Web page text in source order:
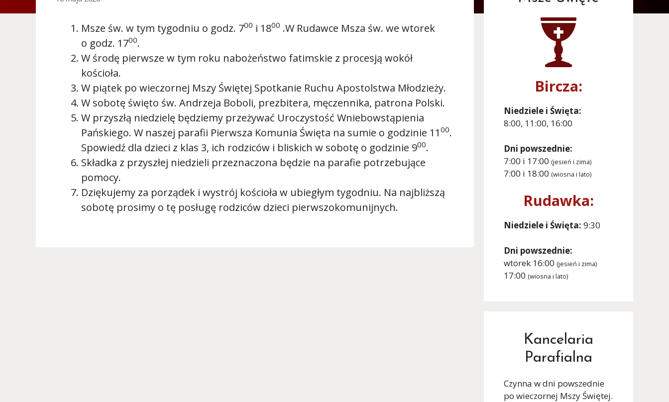
Msze św. w tym tygodniu o godz. 700 i 1800 .W Rudawce Msza św. we wtorek
o godz. 1700.
W środę pierwsze w tym roku nabożeństwo fatimskie z procesją wokół
kościoła.
W piątek po wieczornej Mszy Świętej Spotkanie Ruchu Apostolstwa Młodzieży.
W sobotę święto św. Andrzeja Boboli, prezbitera, męczennika, patrona Polski.
W przyszłą niedzielę będziemy przeżywać Uroczystość Wniebowstąpienia
Pańskiego. W naszej parafii Pierwsza Komunia Święta na sumie o godzinie 11 00.
Spowiedź dla dzieci z klas 3, ich rodziców i bliskich w sobotę o godzinie 900.
Składka z przyszłej niedzieli przeznaczona będzie na parafie potrzebujące
pomocy.
Dziękujemy za porządek i wystrój kościoła w ubiegłym tygodniu. Na najbliższą
sobotę prosimy o tę posługę rodziców dzieci pierwszokomunijnych.
Bircza:
Niedziele i Święta:
8:00, 11:00, 16:00
Dni powszednie:
7:00 i 17:00 (jesień i zima)
7:00 i 18:00 (wiosna i lato)
Rudawka:
Niedziele i Święta: 9:30
Dni powszednie:
wtorek 16:00 (jesień i zima)
17:00 (wiosna i lato)
Kancelaria
Parafialna
Czynna w dni powszednie
po wieczornej Mszy Świętej.